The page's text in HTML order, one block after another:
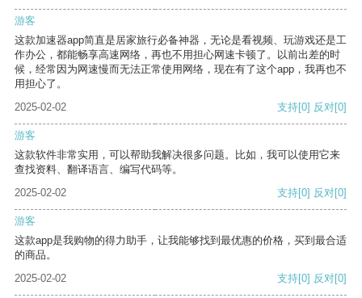
游客
这款加速器app简直是居家旅行必备神器，无论是看视频、玩游戏还是工
作办公，都能畅享高速网络，再也不用担心网速卡顿了。以前出差的时
候，经常因为网速慢而无法正常使用网络，现在有了这个app，我再也不
用担心了。
2025-02-02
支持[0] 反对[0]
游客
这款软件非常实用，可以帮助我解决很多问题。比如，我可以使用它来
查找资料、翻译语言、编写代码等。
2025-02-02
支持[0] 反对[0]
游客
这款app是我购物的得力助手，让我能够找到最优惠的价格，买到最合适
的商品。
2025-02-02
支持[0] 反对[0]